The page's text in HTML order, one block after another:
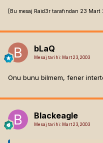
[Bu mesaj Raid3r tarafından 23
bLaQ
Mesaj tarihi: Mart 23, 2003
Onu bunu bilmem, fener
Blackeagle
Mesaj tarihi: Mart 23, 2003